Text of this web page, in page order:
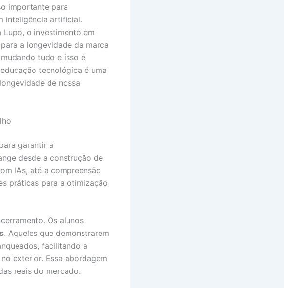
importante para
inteligência artificial.
o investimento em
a longevidade da marca
tudo e isso é
tecnológica é uma
de nossa
garantir a
desde a construção de
IAs, até a compreensão
práticas para a otimização
Os alunos
. Aqueles que demonstrarem
facilitando a
exterior. Essa abordagem
reais do mercado.